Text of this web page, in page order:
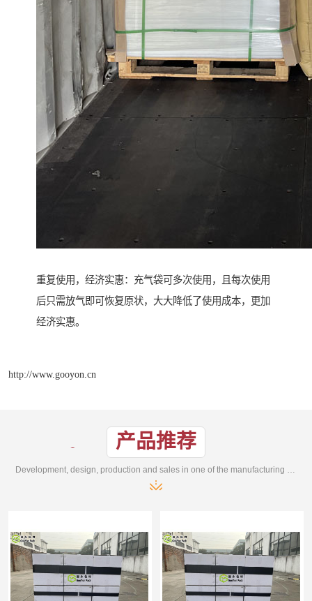
重复使用，经济实惠：充气袋可多次使用，且每次使用
后只需放气即可恢复原状，大大降低了使用成本，更加
经济实惠。
http://www.gooyon.cn
产品推荐